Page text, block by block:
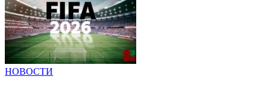
НОВОСТИ